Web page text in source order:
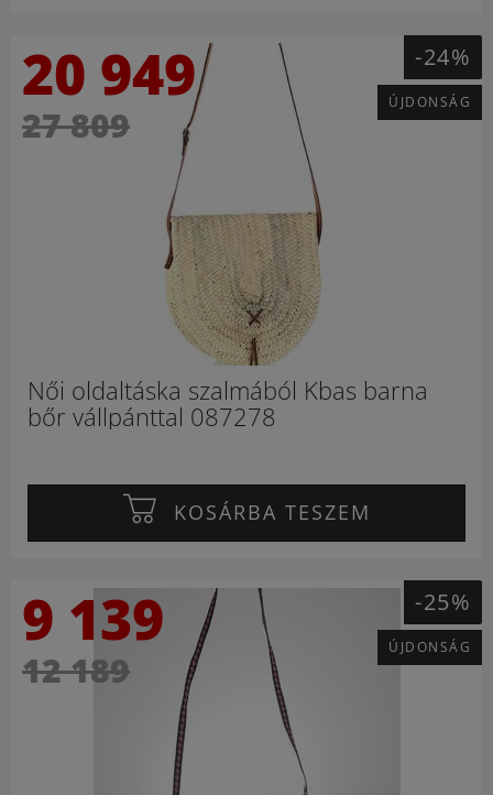
20 949
27 809
-24%
ÚJDONSÁG
Női oldaltáska szalmából Kbas barna
bőr vállpánttal 087278
KOSÁRBA TESZEM
9 139
12 189
-25%
ÚJDONSÁG